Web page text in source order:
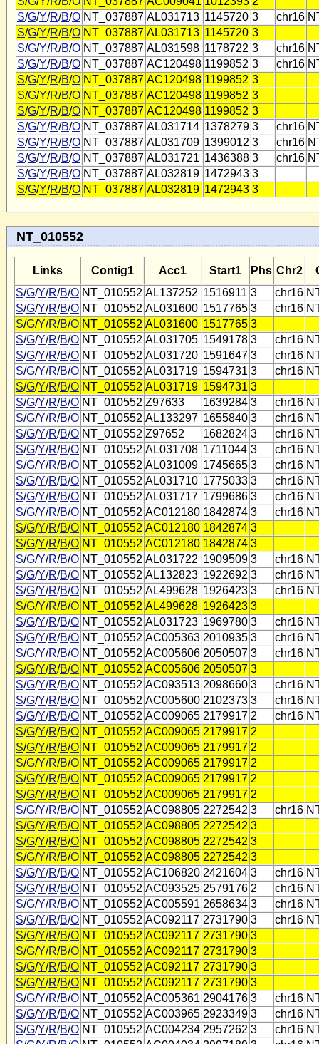
S/G/Y/R/B/O NT_037887 AL031713 1145720 3 chr16
S/G/Y/R/B/O NT_037887 AL031713 1145720 3
S/G/Y/R/B/O NT_037887 AL031598 1178722 3 chr16
S/G/Y/R/B/O NT_037887 AC120498 1199852 3 chr16
S/G/Y/R/B/O NT_037887 AC120498 1199852 3
S/G/Y/R/B/O NT_037887 AC120498 1199852 3
S/G/Y/R/B/O NT_037887 AC120498 1199852 3
S/G/Y/R/B/O NT_037887 AL031714 1378279 3 chr16
S/G/Y/R/B/O NT_037887 AL031709 1399012 3 chr16
S/G/Y/R/B/O NT_037887 AL031721 1436388 3 chr16
S/G/Y/R/B/O NT_037887 AL032819 1472943 3
S/G/Y/R/B/O NT_037887 AL032819 1472943 3
NT_010552
Links Contig1 Acc1 Start1 Phs Chr2
S/G/Y/R/B/O NT_010552 AL137252 1516911 3 chr16
S/G/Y/R/B/O NT_010552 AL031600 1517765 3 chr16
S/G/Y/R/B/O NT_010552 AL031600 1517765 3
S/G/Y/R/B/O NT_010552 AL031705 1549178 3 chr16
S/G/Y/R/B/O NT_010552 AL031720 1591647 3 chr16
S/G/Y/R/B/O NT_010552 AL031719 1594731 3 chr16
S/G/Y/R/B/O NT_010552 AL031719 1594731 3
S/G/Y/R/B/O NT_010552 Z97633 1639284 3 chr16
S/G/Y/R/B/O NT_010552 AL133297 1655840 3 chr16
S/G/Y/R/B/O NT_010552 Z97652 1682824 3 chr16
S/G/Y/R/B/O NT_010552 AL031708 1711044 3 chr16
S/G/Y/R/B/O NT_010552 AL031009 1745665 3 chr16
S/G/Y/R/B/O NT_010552 AL031710 1775033 3 chr16
S/G/Y/R/B/O NT_010552 AL031717 1799686 3 chr16
S/G/Y/R/B/O NT_010552 AC012180 1842874 3 chr16
S/G/Y/R/B/O NT_010552 AC012180 1842874 3
S/G/Y/R/B/O NT_010552 AC012180 1842874 3
S/G/Y/R/B/O NT_010552 AL031722 1909509 3 chr16
S/G/Y/R/B/O NT_010552 AL132823 1922692 3 chr16
S/G/Y/R/B/O NT_010552 AL499628 1926423 3 chr16
S/G/Y/R/B/O NT_010552 AL499628 1926423 3
S/G/Y/R/B/O NT_010552 AL031723 1969780 3 chr16
S/G/Y/R/B/O NT_010552 AC005363 2010935 3 chr16
S/G/Y/R/B/O NT_010552 AC005606 2050507 3 chr16
S/G/Y/R/B/O NT_010552 AC005606 2050507 3
S/G/Y/R/B/O NT_010552 AC093513 2098660 3 chr16
S/G/Y/R/B/O NT_010552 AC005600 2102373 3 chr16
S/G/Y/R/B/O NT_010552 AC009065 2179917 2 chr16
S/G/Y/R/B/O NT_010552 AC009065 2179917 2
S/G/Y/R/B/O NT_010552 AC009065 2179917 2
S/G/Y/R/B/O NT_010552 AC009065 2179917 2
S/G/Y/R/B/O NT_010552 AC009065 2179917 2
S/G/Y/R/B/O NT_010552 AC009065 2179917 2
S/G/Y/R/B/O NT_010552 AC098805 2272542 3 chr16
S/G/Y/R/B/O NT_010552 AC098805 2272542 3
S/G/Y/R/B/O NT_010552 AC098805 2272542 3
S/G/Y/R/B/O NT_010552 AC098805 2272542 3
S/G/Y/R/B/O NT_010552 AC106820 2421604 3 chr16
S/G/Y/R/B/O NT_010552 AC093525 2579176 2 chr16
S/G/Y/R/B/O NT_010552 AC005591 2658634 3 chr16
S/G/Y/R/B/O NT_010552 AC092117 2731790 3 chr16
S/G/Y/R/B/O NT_010552 AC092117 2731790 3
S/G/Y/R/B/O NT_010552 AC092117 2731790 3
S/G/Y/R/B/O NT_010552 AC092117 2731790 3
S/G/Y/R/B/O NT_010552 AC092117 2731790 3
S/G/Y/R/B/O NT_010552 AC005361 2904176 3 chr16
S/G/Y/R/B/O NT_010552 AC003965 2923349 3 chr16
S/G/Y/R/B/O NT_010552 AC004234 2957262 3 chr16